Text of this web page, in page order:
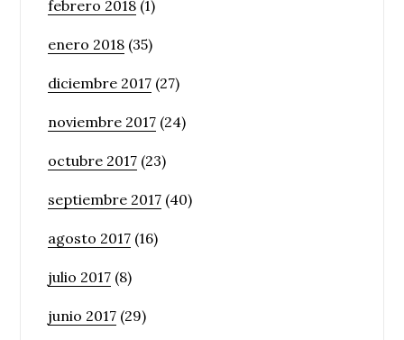
febrero 2018 (1)
enero 2018 (35)
diciembre 2017 (27)
noviembre 2017 (24)
octubre 2017 (23)
septiembre 2017 (40)
agosto 2017 (16)
julio 2017 (8)
junio 2017 (29)